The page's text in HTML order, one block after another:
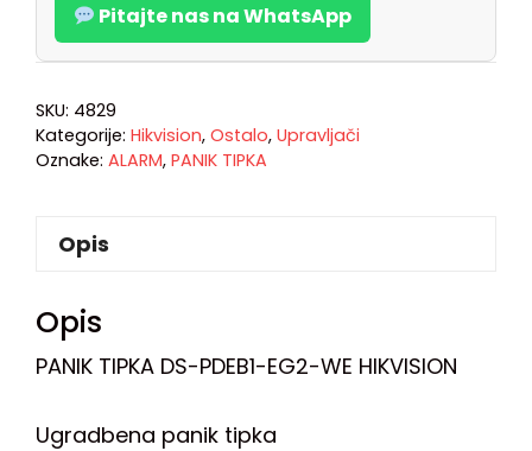
Pitajte nas na WhatsApp
SKU: 4829
Kategorije: Hikvision, Ostalo, Upravljači
Oznake: ALARM, PANIK TIPKA
Opis
Opis
PANIK TIPKA DS-PDEB1-EG2-WE HIKVISION
Ugradbena panik tipka